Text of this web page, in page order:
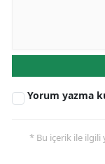
Yorum yazma
* Bu içerik ile ilgili